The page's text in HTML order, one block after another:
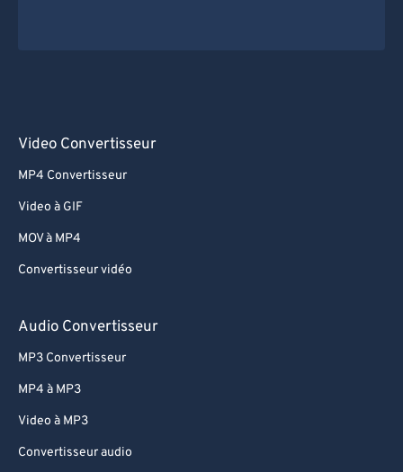
Video Convertisseur
MP4 Convertisseur
Video à GIF
MOV à MP4
Convertisseur vidéo
Audio Convertisseur
MP3 Convertisseur
MP4 à MP3
Video à MP3
Convertisseur audio